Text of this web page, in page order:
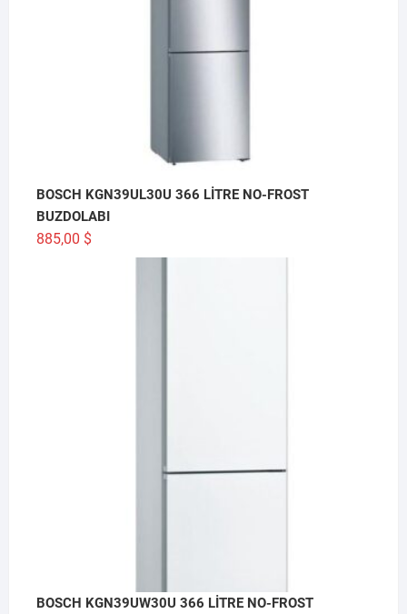
BOSCH KGN39UL30U 366 LİTRE NO-FROST
BUZDOLABI
885,00 $
BOSCH KGN39UW30U 366 LİTRE NO-FROST